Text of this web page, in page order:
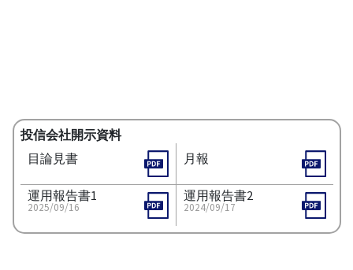
投信会社開示資料
目論見書
月報
運用報告書1
2025/09/16
運用報告書2
2024/09/17